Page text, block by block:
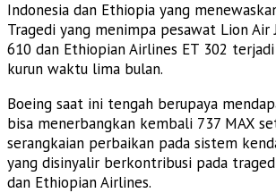
Indonesia dan Ethiopia yang
Tragedi yang menimpa pesawat Lion Air
610 dan Ethiopian Airlines ET 302
kurun waktu lima bulan.
Boeing saat ini tengah berupaya
bisa menerbangkan kembali 737 MAX
serangkaian perbaikan pada sistem
yang disinyalir berkontribusi pada
dan Ethiopian Airlines.